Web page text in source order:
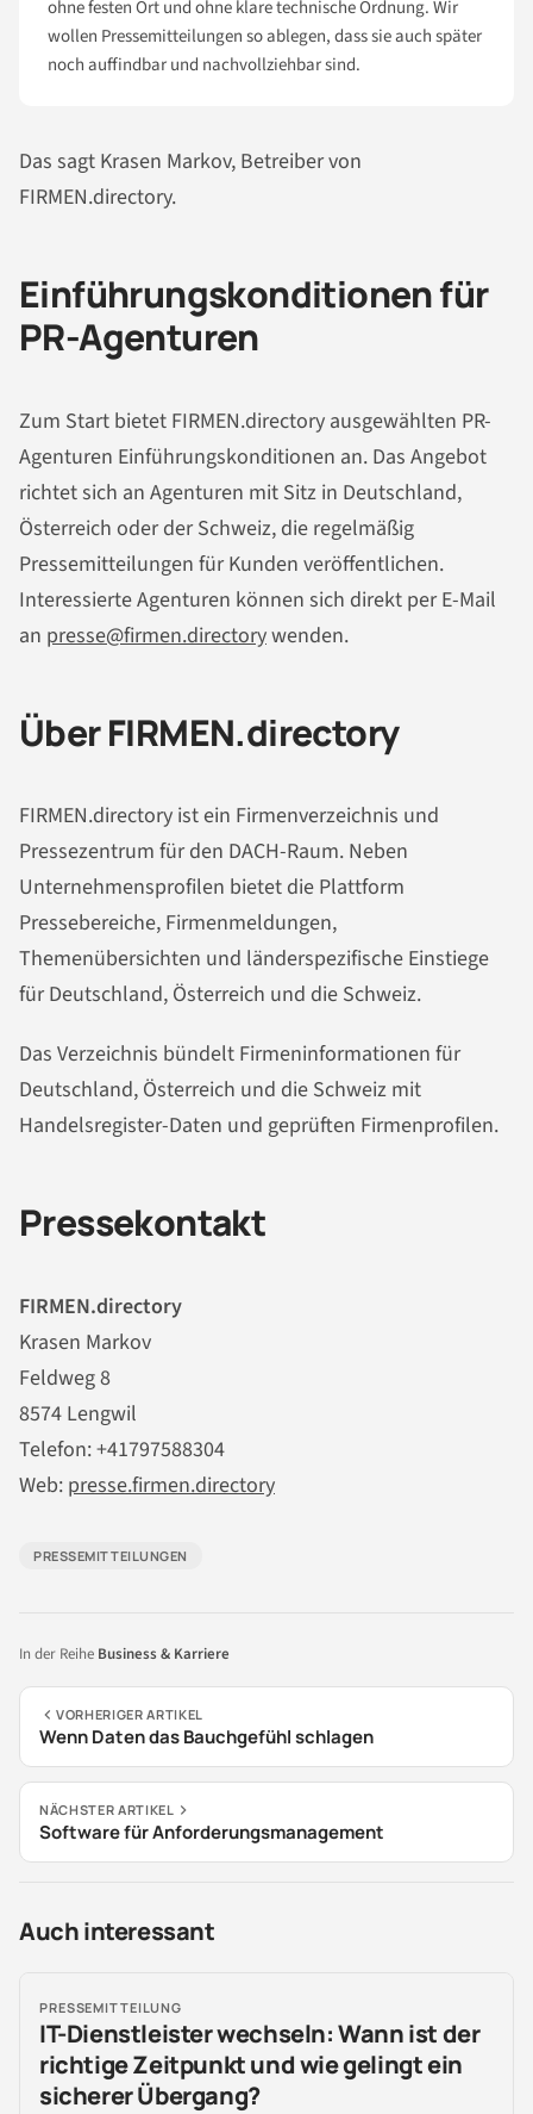
ohne festen Ort und ohne klare technische Ordnung. Wir
wollen Pressemitteilungen so ablegen, dass sie auch später
noch auffindbar und nachvollziehbar sind.
Das sagt Krasen Markov, Betreiber von
FIRMEN.directory.
Einführungskonditionen für
PR-Agenturen
Zum Start bietet FIRMEN.directory ausgewählten PR-
Agenturen Einführungskonditionen an. Das Angebot
richtet sich an Agenturen mit Sitz in Deutschland,
Österreich oder der Schweiz, die regelmäßig
Pressemitteilungen für Kunden veröffentlichen.
Interessierte Agenturen können sich direkt per E-Mail
an presse@firmen.directorywenden.
Über FIRMEN.directory
FIRMEN.directory ist ein Firmenverzeichnis und
Pressezentrum für den DACH-Raum. Neben
Unternehmensprofilen bietet die Plattform
Pressebereiche, Firmenmeldungen,
Themenübersichten und länderspezifische Einstiege
für Deutschland, Österreich und die Schweiz.
Das Verzeichnis bündelt Firmeninformationen für
Deutschland, Österreich und die Schweiz mit
Handelsregister-Daten und geprüften Firmenprofilen.
Pressekontakt
FIRMEN.directory
Krasen Markov
Feldweg 8
8574 Lengwil
Telefon: +41797588304
Web: presse.firmen.directory
PRESSEMITTEILUNGEN
In der Reihe Business & Karriere
VORHERIGER ARTIKEL
Wenn Daten das Bauchgefühl schlagen
NÄCHSTER ARTIKEL
Software für Anforderungsmanagement
Auch interessant
PRESSEMITTEILUNG
IT-Dienstleister wechseln: Wann ist der
richtige Zeitpunkt und wie gelingt ein
sicherer Übergang?